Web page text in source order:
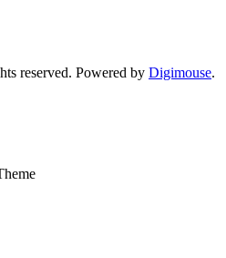
reserved. Powered by Digimouse.